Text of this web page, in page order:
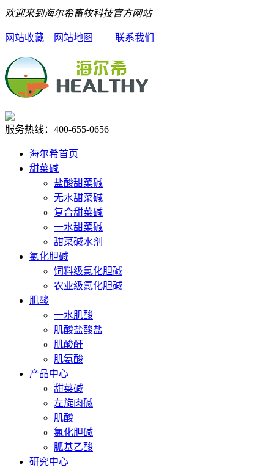
欢迎来到海尔希畜牧科技官方网站
网站收藏 网站地图 联系我们
服务热线： 400-655-0656
海尔希首页
甜菜碱
盐酸甜菜碱
无水甜菜碱
复合甜菜碱
一水甜菜碱
甜菜碱水剂
氯化胆碱
饲料级氯化胆碱
农业级氯化胆碱
肌酸
一水肌酸
肌酸盐酸盐
肌酸酐
肌氨酸
产品中心
甜菜碱
左旋肉碱
肌酸
氯化胆碱
胍基乙酸
研究中心